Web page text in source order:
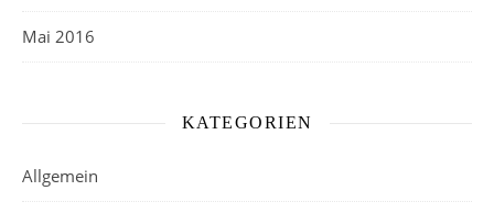
Mai 2016
KATEGORIEN
Allgemein